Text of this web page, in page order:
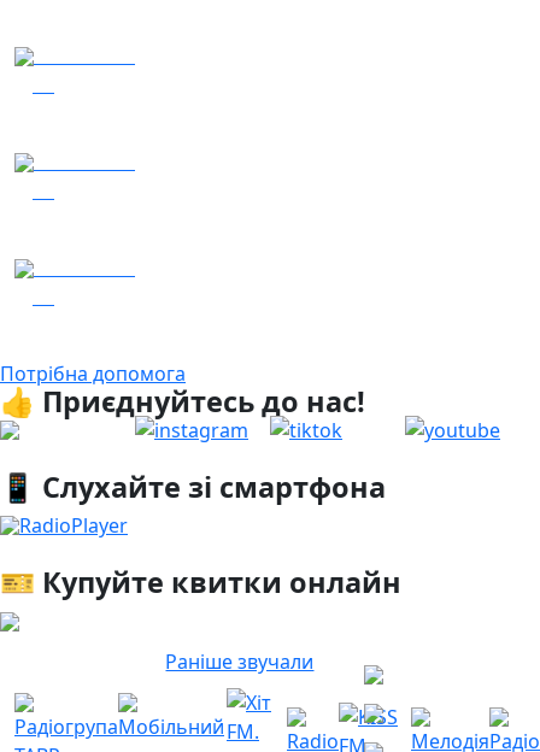
Раніше звучали
Потрібна допомога
👍 Приєднуйтесь до нас!
📱 Слухайте зі смартфона
RadioPlayer
🎫 Купуйте квитки онлайн